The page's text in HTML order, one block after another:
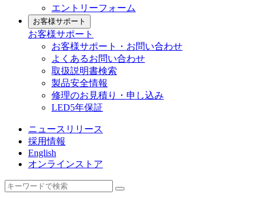
エントリーフォーム
お客様サポート
お客様サポート
お客様サポート・お問い合わせ
よくあるお問い合わせ
取扱説明書検索
製品安全情報
修理のお見積り・申し込み
LED5年保証
ニュースリリース
採用情報
English
オンラインストア